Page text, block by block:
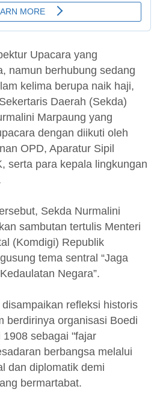
Upacara yang
namun berhubung sedang
kelima berupa naik haji,
Daerah (Sekda)
Marpaung yang
dengan diikuti oleh
OPD, Aparatur Sipil
serta para kepala lingkungan
Sekda Nurmalini
sambutan tertulis Menteri
(Komdigi) Republik
tema sentral “Jaga
Negara”.
refleksi historis
berdirinya organisasi Boedi
sebagai "fajar
berbangsa melalui
dan diplomatik demi
bermartabat.